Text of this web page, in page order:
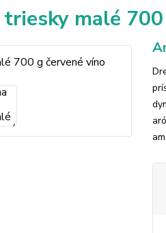
malé